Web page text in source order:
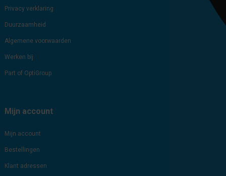
Privacy verklaring
Duurzaamheid
Algemene voorwaarden
Werken bij
Part of OptiGroup
Mijn account
Mijn account
Bestellingen
Klant adressen